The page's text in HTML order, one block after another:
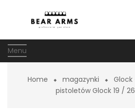
Menu
Home magazynki
Glock
pistoletów Glock 19 /